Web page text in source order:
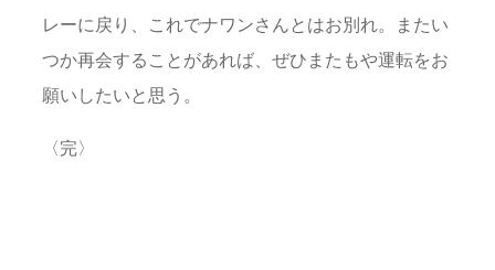
レーに戻り、これでナワンさんとはお別れ。またい
つか再会することがあれば、ぜひまたもや運転をお
願いしたいと思う。
〈完〉